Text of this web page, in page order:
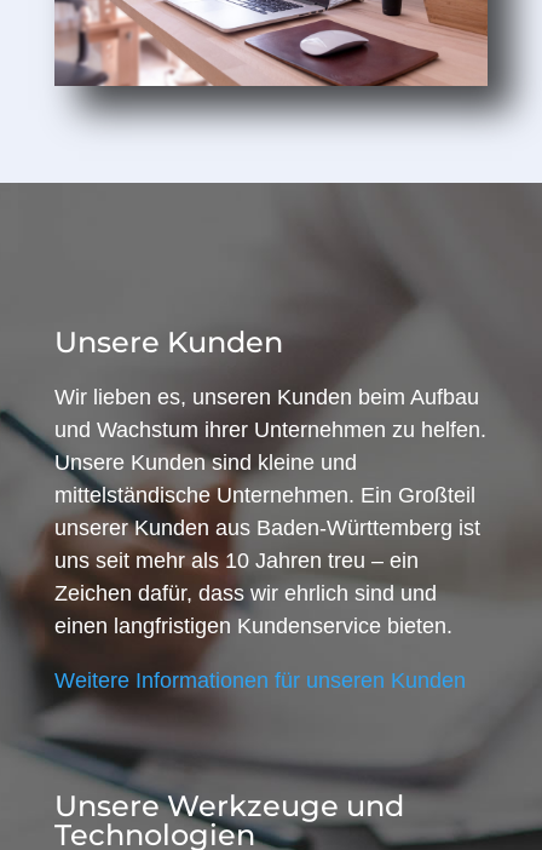
Unsere Kunden
Wir lieben es, unseren Kunden beim Aufbau
und Wachstum ihrer Unternehmen zu helfen.
Unsere Kunden sind kleine und
mittelständische Unternehmen. Ein Großteil
unserer Kunden aus Baden-Württemberg ist
uns seit mehr als 10 Jahren treu – ein
Zeichen dafür, dass wir ehrlich sind und
einen langfristigen Kundenservice bieten.
Weitere Informationen für unseren Kunden
Unsere Werkzeuge und
Technologien